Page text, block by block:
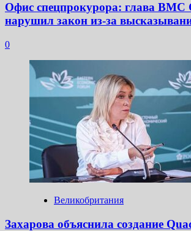
Офис спецпрокурора: глава
нарушил закон из-за
0
Великобритания
Захарова объяснила создание